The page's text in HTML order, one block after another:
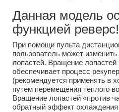
Данная модель
функцией реверс!
При помощи пульта
пользователь может
лопастей. Вращение лопастей
обеспечивает процесс
(рекомендуется применять в
путем перемещения теплого
Вращение лопастей «против
обратный эффект